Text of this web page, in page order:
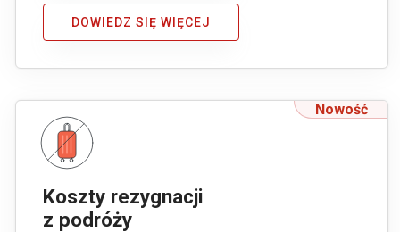
DOWIEDZ SIĘ WIĘCEJ
Koszty rezygnacji
z podróży
Nowość